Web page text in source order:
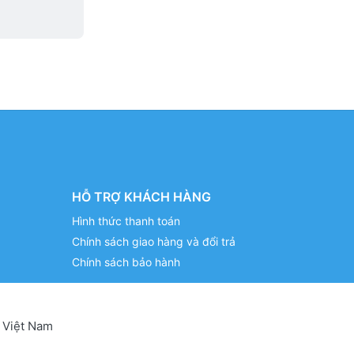
HỖ TRỢ KHÁCH HÀNG
Hình thức thanh toán
Chính sách giao hàng và đổi trả
Chính sách bảo hành
Nam